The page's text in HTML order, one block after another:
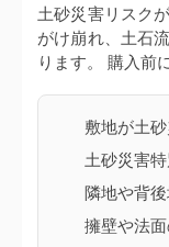
土砂災害リスク
がけ崩れ、土石
ります。 購入前
敷地が土
土砂災害
隣地や背
擁壁や法